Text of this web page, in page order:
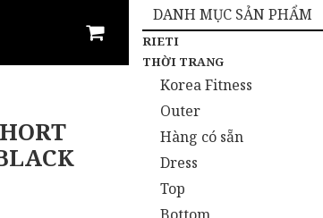
DANH MỤC SẢN PHẨM
RIETI
THỜI TRANG
Korea Fitness
Outer
Hàng có sẵn
Dress
Top